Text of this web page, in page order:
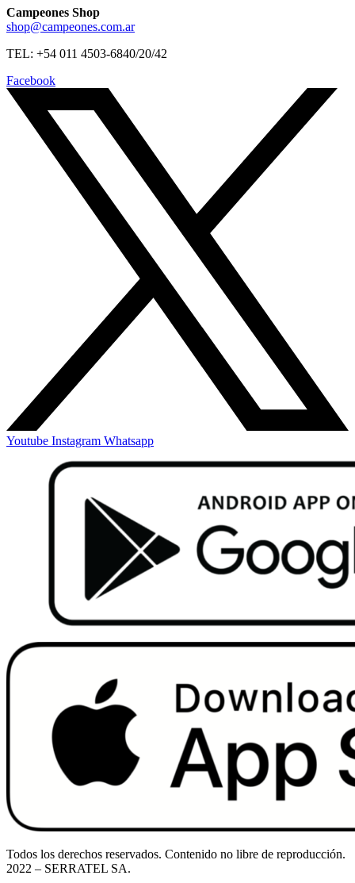
Campeones Shop
shop@campeones.com.ar
TEL: +54 011 4503-6840/20/42
Facebook
Youtube Instagram Whatsapp
Todos los derechos reservados. Contenido no libre de reproducción.
2022 – SERRATEL SA.